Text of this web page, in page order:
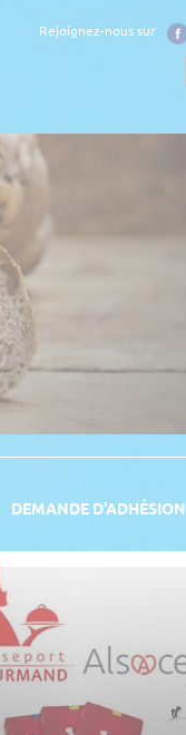
Rejoignez-nous sur
DEMANDE D'ADHÉSION